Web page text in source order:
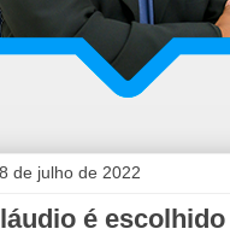
de julho de 2022
é